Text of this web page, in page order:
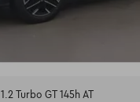
1.2 Turbo GT 145h AT